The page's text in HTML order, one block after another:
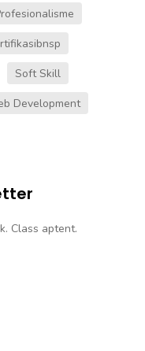
Soft Skill
Development
Class aptent.